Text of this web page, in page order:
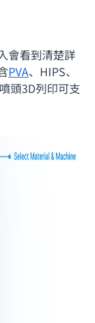
會看到清楚詳
PVA、HIPS、
頭3D列印可支